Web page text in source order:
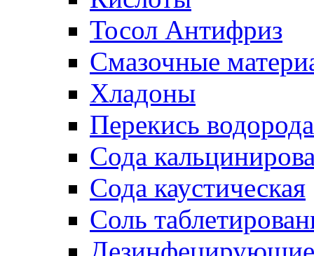
Тосол Антифриз
Смазочные
Хладоны
Перекись водорода
Сода
Сода каустическая
Соль